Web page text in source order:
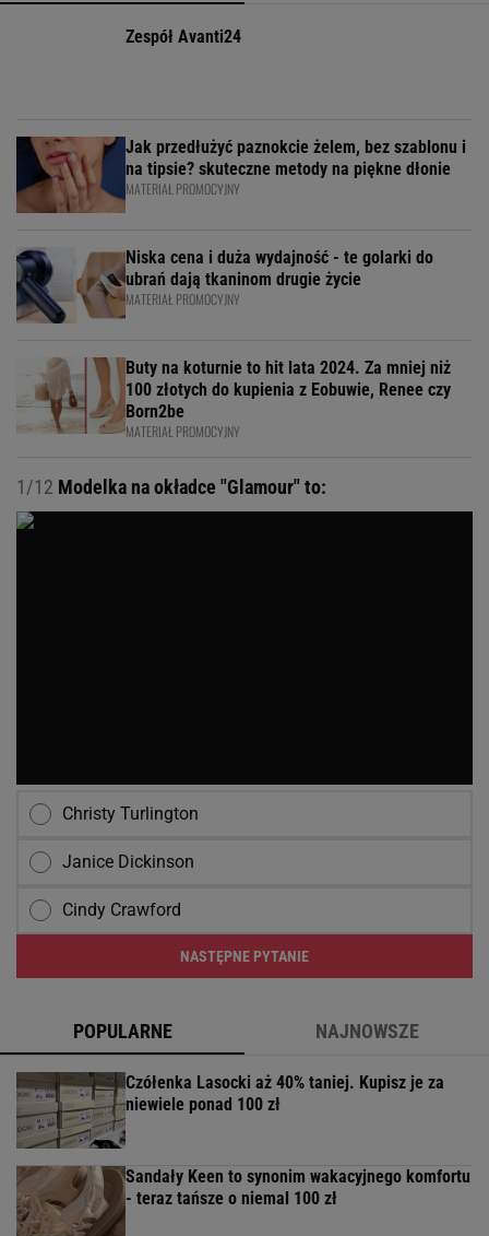
Zespół Avanti24
Jak przedłużyć paznokcie żelem, bez szablonu i
na tipsie? skuteczne metody na piękne dłonie
MATERIAŁ PROMOCYJNY
Niska cena i duża wydajność - te golarki do
ubrań dają tkaninom drugie życie
MATERIAŁ PROMOCYJNY
Buty na koturnie to hit lata 2024. Za mniej niż
100 złotych do kupienia z Eobuwie, Renee czy
Born2be
MATERIAŁ PROMOCYJNY
1/12 Modelka na okładce "Glamour" to:
Christy Turlington
Janice Dickinson
Cindy Crawford
NASTĘPNE PYTANIE
POPULARNE NAJNOWSZE
Czółenka Lasocki aż 40% taniej. Kupisz je za
niewiele ponad 100 zł
Sandały Keen to synonim wakacyjnego komfortu
- teraz tańsze o niemal 100 zł